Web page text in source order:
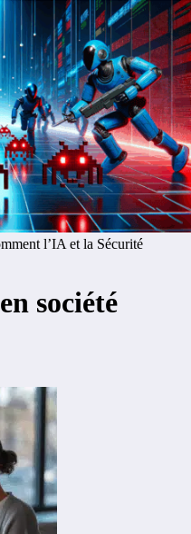
l’IA et la Sécurité
société